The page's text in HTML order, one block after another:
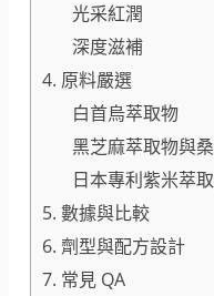
光采紅潤
深度滋補
4. 原料嚴選
白首烏萃取物
黑芝麻萃取物與
日本專利紫米萃
5. 數據與比較
6. 劑型與配方設計
7. 常見 QA